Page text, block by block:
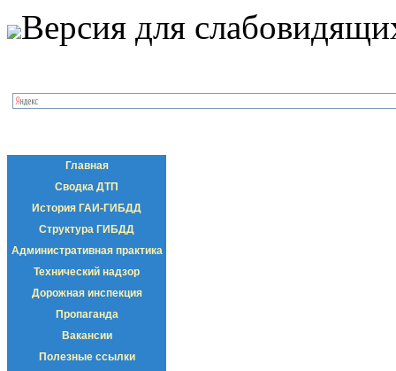
Версия для
Главная
Сводка ДТП
История ГАИ-ГИБДД
Структура ГИБДД
Административная практика
Технический надзор
Дорожная инспекция
Пропаганда
Вакансии
Полезные ссылки